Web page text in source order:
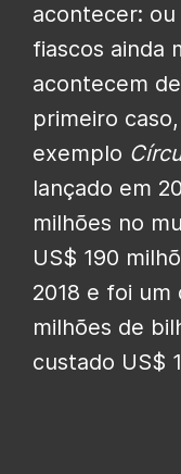
acontecer: ou
fiascos ainda
acontecem
primeiro
exemplo
lançado em
milhões no
US$ 190
2018 e foi um
milhões de
custado US$